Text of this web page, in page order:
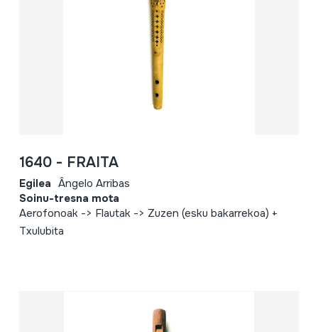
1640 - FRAITA
Egilea Ângelo Arribas
Soinu-tresna mota
Aerofonoak -> Flautak -> Zuzen (esku bakarrekoa) +
Txulubita